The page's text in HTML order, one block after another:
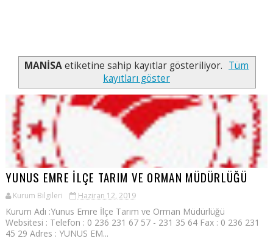
MANİSAetiketine sahip kayıtlar gösteriliyor. Tüm
kayıtları göster
YUNUS EMRE İLÇE TARIM VE ORMAN MÜDÜRLÜĞÜ
Kurum Bilgileri Haziran 12, 2019
Kurum Adı :Yunus Emre İlçe Tarım ve Orman Müdürlüğü
Websitesi : Telefon : 0 236 231 67 57 - 231 35 64 Fax : 0 236 231
45 29 Adres : YUNUS EM...